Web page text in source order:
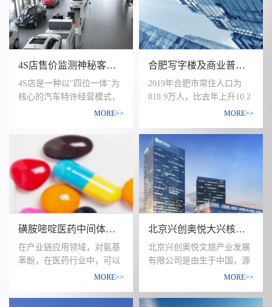
管理规模已逾35000间。
为用户提供找房、看房、选
房、订房的线上线下全流程
定制化服务，真正帮用户买
到称心如意的理想新房。历
经6年，居理新房已经成为
国内新房电商领跑者，业务
范围目前已涵盖京津冀、成
都、重庆、武汉、西安、沈
阳等34个城市，员工人数近
3000人
发展，妊娠期糖尿病的发生
率越来越高，现在已经接近
10%，甚至更高。
通过管理和调查发现，生活
方式的改变、饮食习惯的改
变、错误的孕期营养理念等
一系列原因，是引起妊娠期
胎儿的危害都极为严重，所
带来的近期和远期不良后果
应该引起社会的关注和重
视。
4S店售价监测神秘客研究
4S店是一种以"四位一体"为
核心的汽车特许经营模式，
包括整车销售(Sale)、零配件
(Service)、信息反馈(Survey)
等。它拥有统一的外观形
象，统一的标识，统一的管
理标准，只经营单一的品牌
的特点。它是一种个性突出
的有形市场，具有渠道一致
性和统一的文化理念，4S店
在提升汽车品牌、汽车生产
企业形象上的优势是好的
MORE>>
合肥写字楼及商业普查情况调研
2019年合肥市常住人口为
818.9万人，比去年上升10.2
万人，城镇化率达到
8.27%，下降0.52个千分点。
合肥市人口蜀山区人数最
多，人口数量达131.2万人，
庐阳区数量69.2万人，包河
区数量98.3万人。2019年合
肥市全年生产总值（GDP）
9409.4亿元，比去年增长
7.6%，按常住人口计算，人
均GDP为115623元，比去年
增加8407元。
MORE>>
磺胺嘧啶医药中间体行业研究项目
在产业链应用领域，对氨基
苯酚，在医药行业中，可以
用来合成扑热息痛、扑炎
明、复合剂烟酰胺、维生素
MORE>>
北京兴创奥悦大兴核心区项目调研
北京兴创奥悦文旅产业发展
有限公司是由生于中国，源
于奥地利的北京奥悦冰雪旅
市大兴区区属国资企业北京
MORE>>